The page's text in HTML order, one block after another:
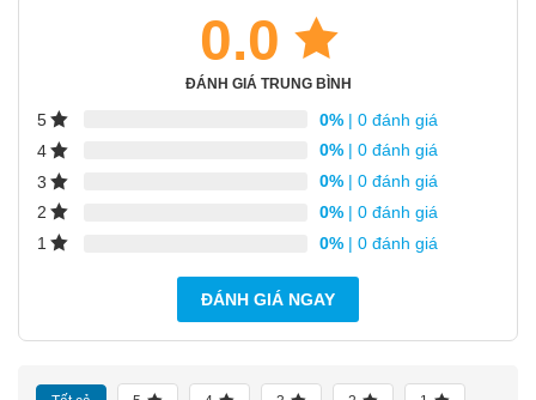
4.000 mm
phẩm:
Phù hợp cho Hafele Slido Classic I, K,
Hình thức lắp
đặt:
Thời gian bảo
hành:
01 năm chính hãng theo chính sách
Hafele Việt Nam
Bộ sưu tập phụ kiện cửa lùa treo Hafele chính hãng,
giá tốt
0.0
ĐÁNH GIÁ TRUNG BÌNH
5 0% | 0 đánh giá
4
0% | 0 đánh giá
3
0% | 0 đánh giá
2
0% | 0 đánh giá
1
0% | 0 đánh giá
ĐÁNH GIÁ NGAY